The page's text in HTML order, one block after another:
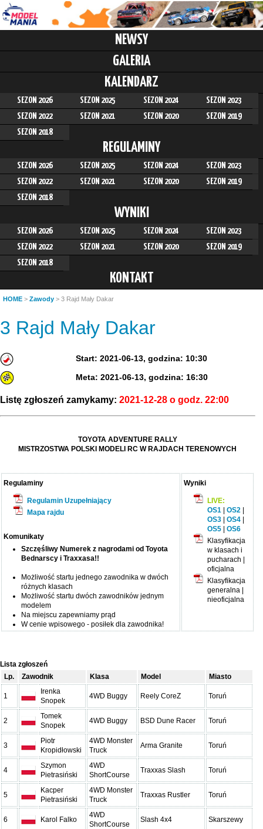
NEWSY
GALERIA
KALENDARZ
SEZON 2026 SEZON 2025 SEZON 2024
SEZON 2023
SEZON 2022
SEZON 2021 SEZON 2020
SEZON 2019
SEZON 2018
REGULAMINY
SEZON 2026 SEZON 2025 SEZON 2024
SEZON 2023
SEZON 2022
SEZON 2021 SEZON 2020
SEZON 2019
SEZON 2018
WYNIKI
SEZON 2026 SEZON 2025 SEZON 2024
SEZON 2023
SEZON 2022
SEZON 2021 SEZON 2020
SEZON 2019
SEZON 2018
KONTAKT
HOME > Zawody > 3 Rajd Mały Dakar
3 Rajd Mały Dakar
Start: 2021-06-13, godzina: 10:30
Meta: 2021-06-13, godzina: 16:30
Listę zgłoszeń zamykamy: 2021-12-28 o godz. 22:00
TOYOTA ADVENTURE RALLY
MISTRZOSTWA POLSKI MODELI RC W RAJDACH TERENOWYCH
Regulaminy
Regulamin Uzupełniający
Mapa rajdu
Komunikaty
Szczęśliwy Numerek z nagrodami od Toyota
Bednarscy i Traxxasa!!
Możliwość startu jednego zawodnika w dwóch
różnych klasach
Możliwość startu dwóch zawodników jednym
modelem
Na miejscu zapewniamy prąd
W cenie wpisowego - posiłek dla zawodnika!
Wyniki
LIVE:
OS1 | OS2 |
OS3 | OS4 |
OS5 | OS6
Klasyfikacja
w klasach i
pucharach |
oficjalna
Klasyfikacja
generalna |
nieoficjalna
Lista zgłoszeń
Lp.
Zawodnik Klasa Model Miasto
1
Irenka
Snopek
4WD Buggy Reely CoreZ Toruń
2
Tomek
Snopek
4WD Buggy BSD Dune Racer Toruń
3
Piotr
Kropidłowski
4WD Monster
Truck
Arma Granite Toruń
4
Szymon
Pietrasiński
4WD
ShortCourse
Traxxas Slash Toruń
5
Kacper
Pietrasiński
4WD Monster
Truck
Traxxas Rustler Toruń
6 Karol Falko
4WD
ShortCourse
Slash 4x4 Skarszewy